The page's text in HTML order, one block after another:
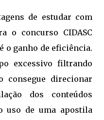
de estudar com
o concurso CIDASC
o ganho de eficiência.
excessivo filtrando
consegue direcionar
dos conteúdos
uso de uma apostila